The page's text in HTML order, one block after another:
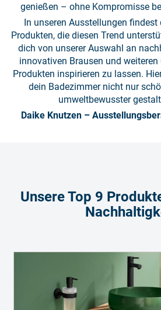
genießen – ohne Kompromisse
In unseren Ausstellungen findest
Produkten, die diesen Trend
dich von unserer Auswahl an
innovativen Brausen und
Produkten inspirieren zu lassen.
dein Badezimmer nicht nur
umweltbewusster
Daike Knutzen –
Unsere Top 9